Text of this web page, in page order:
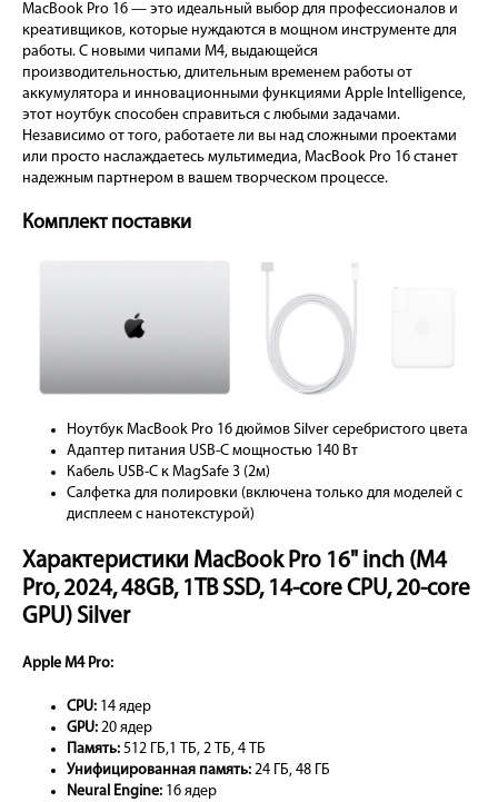
MacBook Pro 16 — это идеальный выбор для профессионалов и
креативщиков, которые нуждаются в мощном инструменте для
работы. С новыми чипами M4, выдающейся
производительностью, длительным временем работы от
аккумулятора и инновационными функциями Apple Intelligence,
этот ноутбук способен справиться с любыми задачами.
Независимо от того, работаете ли вы над сложными проектами
или просто наслаждаетесь мультимедиа, MacBook Pro 16 станет
надежным партнером в вашем творческом процессе.
Комплект поставки
Ноутбук MacBook Pro 16 дюймов Silver серебристого цвета
Адаптер питания USB-C мощностью 140 Вт
Кабель USB-C к MagSafe 3 (2м)
Салфетка для полировки (включена только для моделей с
дисплеем с нанотекстурой)
Характеристики MacBook Pro 16" inch (M4
Pro, 2024, 48GB, 1TB SSD, 14-core CPU, 20-core
GPU) Silver
Apple M4 Pro:
CPU: 14 ядер
GPU: 20 ядер
Память: 512 ГБ,1 ТБ, 2 ТБ, 4 ТБ
Унифицированная память: 24 ГБ, 48 ГБ
Neural Engine: 16 ядер